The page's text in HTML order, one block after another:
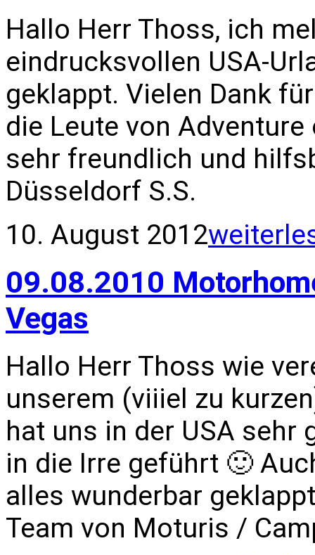
Hallo Herr Thoss, ich
eindrucksvollen USA-
geklappt. Vielen Dank
die Leute von
sehr freundlich und
Düsseldorf S.S.
10. August 2012
09.08.2010
Vegas
Hallo Herr Thoss wie
unserem (viiiel zu
hat uns in der USA sehr
in die Irre geführt 🙂
alles wunderbar
Team von Moturis /